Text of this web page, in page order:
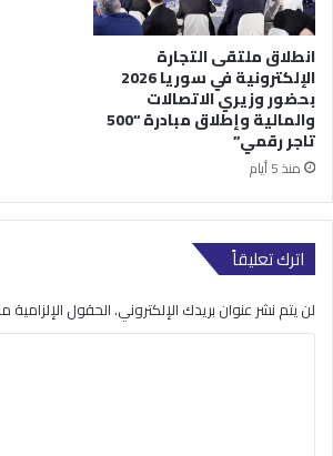
انطلاق ملتقى التجارة
الإلكترونية في سوريا 2026
بحضور وزيري الاتصالات
والمالية وإطلاق مبادرة “500
تاجر رقمي”
منذ 5 أيام
اترك تعليقاً
لن يتم نشر عنوان بريدك الإلكتروني.الحقول الإلزامية